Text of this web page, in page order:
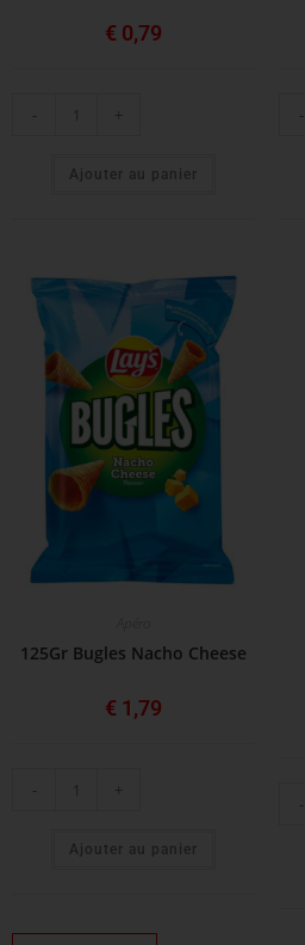
€ 0,79
- +
Ajouter au panier
-
125Gr Bugles Nacho Cheese
€ 1,79
- +
Ajouter au panier
-